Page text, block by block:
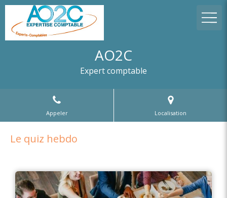
AO2C
Expert comptable
Appeler Localisation
Le quiz hebdo